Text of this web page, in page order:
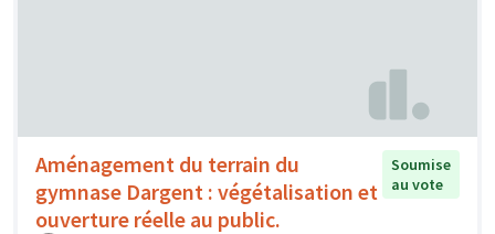
Aménagement du terrain du
gymnase Dargent : végétalisation et
ouverture réelle au public.
Soumise
au vote